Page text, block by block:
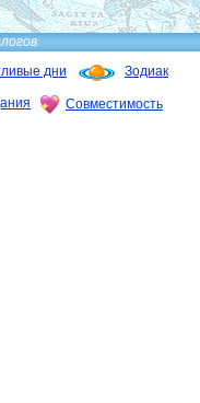
дни Зодиак
Совместимость